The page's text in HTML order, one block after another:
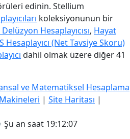
edinin. Stellium
koleksiyonunun bir
Delüzyon Hesaplayıcısı, Hayat
Hesaplayıcı (Net Tavsiye Skoru)
dahil olmak üzere diğer 41
ve Matematiksel Hesaplama
| Site Haritası |
Şu an saat 19:12:08